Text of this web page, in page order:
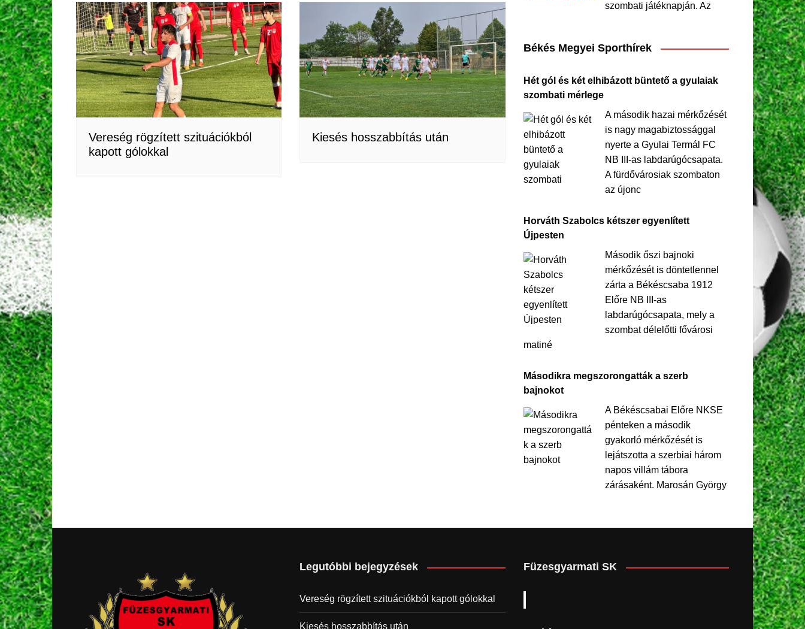
Vereség rögzített szituációkból
kapott gólokkal
Kiesés hosszabbítás után
szombati játéknapján. Az
Békés Megyei Sporthírek
Hét gól és két elhibázott büntető a gyulaiak
szombati mérlege
A második hazai mérkőzését
is nagy magabiztossággal
nyerte a Gyulai Termál FC
NB III-as labdarúgócsapata.
A fürdővárosiak szombaton
az újonc
Horváth Szabolcs kétszer egyenlített
Újpesten
Második őszi bajnoki
mérkőzését is döntetlennel
zárta a Békéscsaba 1912
Előre NB III-as
labdarúgócsapata, mely a
szombat délelőtti fővárosi
matiné
Másodikra megszorongatták a szerb
bajnokot
A Békéscsabai Előre NKSE
pénteken a második
gyakorló mérkőzését is
lejátszotta a szerbiai három
napos villám tábora
zárásaként. Marosán György
Legutóbbi bejegyzések
Vereség rögzített szituációkból kapott gólokkal
Kiesés hosszabbítás után
Füzesgyarmati SK